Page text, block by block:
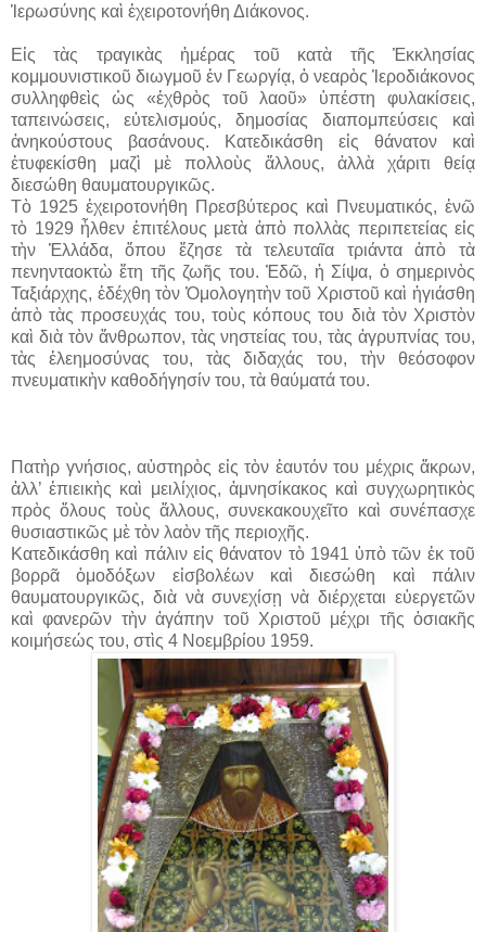
Ἱερωσύνης καὶ ἐχειροτονήθη Διάκονος.
Εἰς τὰς τραγικὰς ἡμέρας τοῦ κατὰ τῆς Ἐκκλησίας
κομμουνιστικοῦ διωγμοῦ ἐν Γεωργίᾳ, ὁ νεαρὸς Ἱεροδιάκονος
συλληφθεὶς ὡς «ἐχθρὸς τοῦ λαοῦ» ὑπέστη φυλακίσεις,
ταπεινώσεις, εὐτελισμούς, δημοσίας διαπομπεύσεις καὶ
ἀνηκούστους βασάνους. Κατεδικάσθη εἰς θάνατον καὶ
ἐτυφεκίσθη μαζὶ μὲ πολλοὺς ἄλλους, ἀλλὰ χάριτι θείᾳ
διεσώθη θαυματουργικῶς.
Τὸ 1925 ἐχειροτονήθη Πρεσβύτερος καὶ Πνευματικός, ἐνῶ
τὸ 1929 ἦλθεν ἐπιτέλους μετὰ ἀπὸ πολλὰς περιπετείας εἰς
τὴν Ἑλλάδα, ὅπου ἔζησε τὰ τελευταῖα τριάντα ἀπὸ τὰ
πενηνταοκτὼ ἔτη τῆς ζωῆς του. Ἐδῶ, ἡ Σίψα, ὁ σημερινὸς
Ταξιάρχης, ἐδέχθη τὸν Ὁμολογητὴν τοῦ Χριστοῦ καὶ ἡγιάσθη
ἀπὸ τὰς προσευχάς του, τοὺς κόπους του διὰ τὸν Χριστὸν
καὶ διὰ τὸν ἄνθρωπον, τὰς νηστείας του, τὰς ἀγρυπνίας του,
τὰς ἐλεημοσύνας του, τὰς διδαχάς του, τὴν θεόσοφον
πνευματικὴν καθοδήγησίν του, τὰ θαύματά του.
Πατὴρ γνήσιος, αὐστηρὸς εἰς τὸν ἑαυτόν του μέχρις ἄκρων,
ἀλλ’ ἐπιεικὴς καὶ μειλίχιος, ἀμνησίκακος καὶ συγχωρητικὸς
πρὸς ὅλους τοὺς ἄλλους, συνεκακουχεῖτο καὶ συνέπασχε
θυσιαστικῶς μὲ τὸν λαὸν τῆς περιοχῆς.
Κατεδικάσθη καὶ πάλιν εἰς θάνατον τὸ 1941 ὑπὸ τῶν ἐκ τοῦ
βορρᾶ ὁμοδόξων εἰσβολέων καὶ διεσώθη καὶ πάλιν
θαυματουργικῶς, διὰ νὰ συνεχίσῃ νὰ διέρχεται εὐεργετῶν
καὶ φανερῶν τὴν ἀγάπην τοῦ Χριστοῦ μέχρι τῆς ὁσιακῆς
κοιμήσεώς του, στὶς 4 Νοεμβρίου 1959.